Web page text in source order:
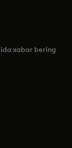
xabar bering